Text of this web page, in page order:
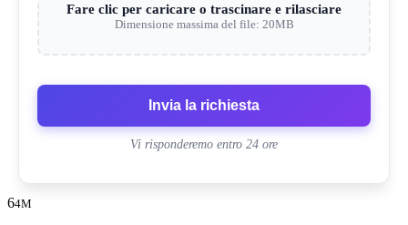
Fare clic per caricare o trascinare e rilasciare
Dimensione massima del file: 20MB
Invia la richiesta
Vi risponderemo entro 24 ore
64M